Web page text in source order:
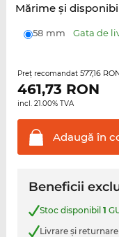
Mărime şi
58 mm Gata de
Preţ recomandat 577,16
461,73 RON
incl. 21.00% TVA
Adaugă în
Beneficii
Stoc disponibil 1
Livrare şi